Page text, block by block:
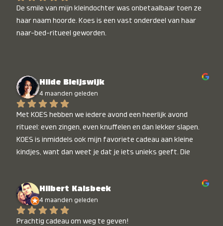
De smile van mijn kleindochter was onbetaalbaar toen ze
haar naam hoorde. Koes is een vast onderdeel van haar
naar-bed-ritueel geworden.
Hilde Bleijswijk
4 maanden geleden
Met KOES hebben we iedere avond een heerlijk avond
ritueel: even zingen, even knuffelen en dan lekker slapen.
KOES is inmiddels ook mijn favoriete cadeau aan kleine
kindjes, want dan weet je dat je iets unieks geeft. Die
Hilbert Kalsbeek
4 maanden geleden
Prachtig cadeau om weg te geven!